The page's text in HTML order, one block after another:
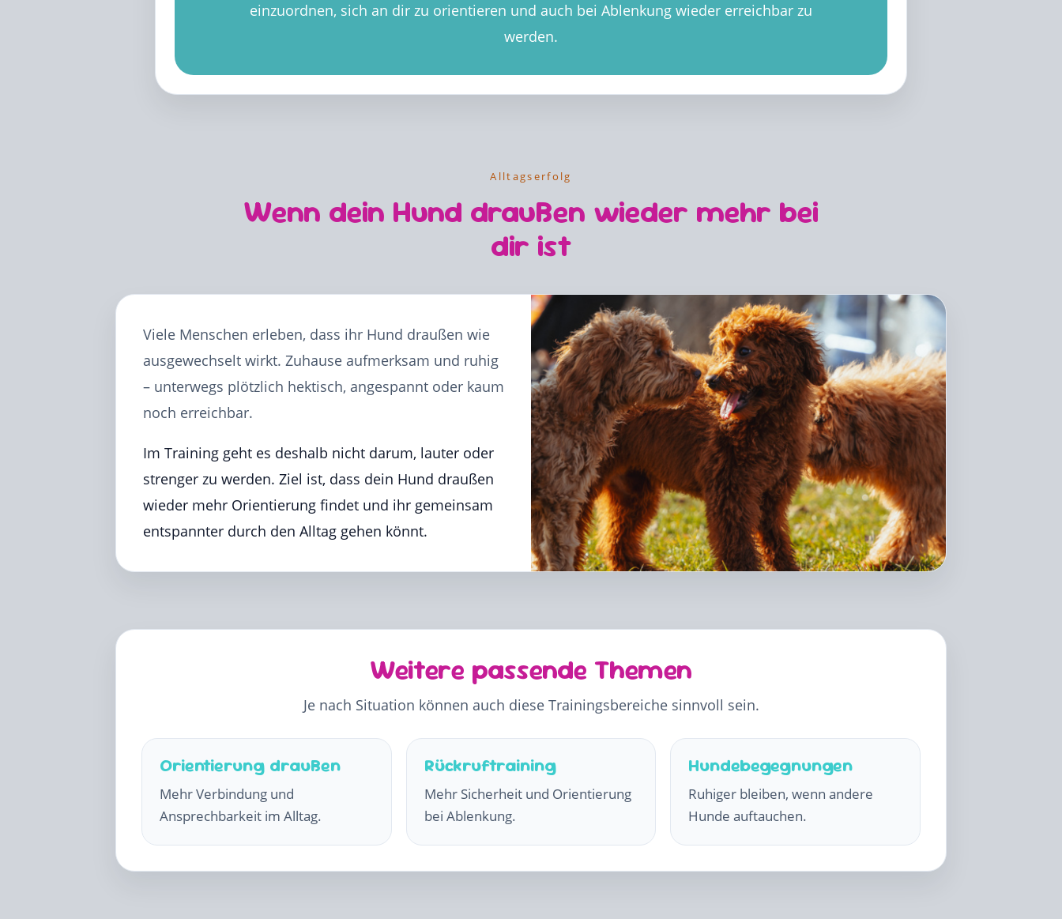
einzuordnen, sich an dir zu orientieren und auch bei Ablenkung wieder erreichbar zu
werden.
Alltagserfolg
Wenn dein Hund draußen wieder mehr bei
dir ist
Viele Menschen erleben, dass ihr Hund draußen wie
ausgewechselt wirkt. Zuhause aufmerksam und ruhig
– unterwegs plötzlich hektisch, angespannt oder kaum
noch erreichbar.
Im Training geht es deshalb nicht darum, lauter oder
strenger zu werden. Ziel ist, dass dein Hund draußen
wieder mehr Orientierung findet und ihr gemeinsam
entspannter durch den Alltag gehen könnt.
Weitere passende Themen
Je nach Situation können auch diese Trainingsbereiche sinnvoll sein.
Orientierung draußen
Mehr Verbindung und
Ansprechbarkeit im Alltag.
Rückruftraining
Mehr Sicherheit und Orientierung
bei Ablenkung.
Hundebegegnungen
Ruhiger bleiben, wenn andere
Hunde auftauchen.